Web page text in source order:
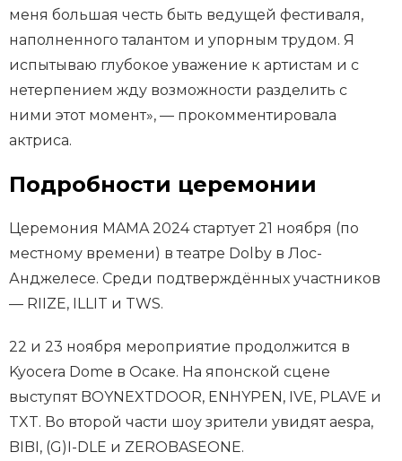
меня большая честь быть ведущей фестиваля,
наполненного талантом и упорным трудом. Я
испытываю глубокое уважение к артистам и с
нетерпением жду возможности разделить с
ними этот момент», — прокомментировала
актриса.
Подробности церемонии
Церемония MAMA 2024 стартует 21 ноября (по
местному времени) в театре Dolby в Лос-
Анджелесе. Среди подтверждённых участников
— RIIZE, ILLIT и TWS.
22 и 23 ноября мероприятие продолжится в
Kyocera Dome в Осаке. На японской сцене
выступят BOYNEXTDOOR, ENHYPEN, IVE, PLAVE и
TXT. Во второй части шоу зрители увидят aespa,
BIBI, (G)I-DLE и ZEROBASEONE.